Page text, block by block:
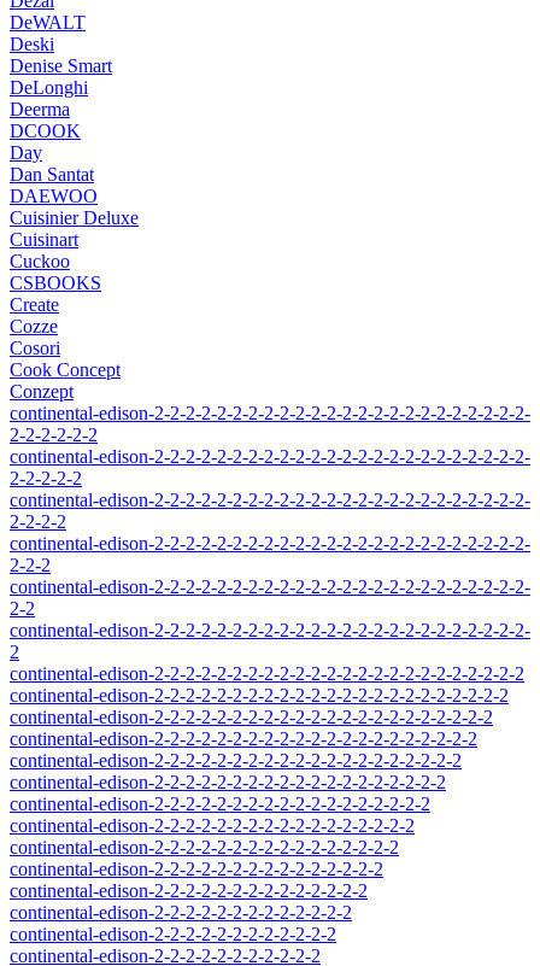
DeWALT
Deski
Denise Smart
DeLonghi
Deerma
DCOOK
Day
Dan Santat
DAEWOO
Cuisinier Deluxe
Cuisinart
Cuckoo
CSBOOKS
Create
Cozze
Cosori
Cook Concept
Conzept
continental-edison-2-2-2-2-2-2-2-2-2-2-2-2-2-2-2-2-2-2-2-2-2-2-2-2-
2-2-2-2-2-2
continental-edison-2-2-2-2-2-2-2-2-2-2-2-2-2-2-2-2-2-2-2-2-2-2-2-2-
2-2-2-2-2
continental-edison-2-2-2-2-2-2-2-2-2-2-2-2-2-2-2-2-2-2-2-2-2-2-2-2-
2-2-2-2
continental-edison-2-2-2-2-2-2-2-2-2-2-2-2-2-2-2-2-2-2-2-2-2-2-2-2-
2-2-2
continental-edison-2-2-2-2-2-2-2-2-2-2-2-2-2-2-2-2-2-2-2-2-2-2-2-2-
2-2
continental-edison-2-2-2-2-2-2-2-2-2-2-2-2-2-2-2-2-2-2-2-2-2-2-2-2-
2
continental-edison-2-2-2-2-2-2-2-2-2-2-2-2-2-2-2-2-2-2-2-2-2-2-2-2
continental-edison-2-2-2-2-2-2-2-2-2-2-2-2-2-2-2-2-2-2-2-2-2-2-2
continental-edison-2-2-2-2-2-2-2-2-2-2-2-2-2-2-2-2-2-2-2-2-2-2
continental-edison-2-2-2-2-2-2-2-2-2-2-2-2-2-2-2-2-2-2-2-2-2
continental-edison-2-2-2-2-2-2-2-2-2-2-2-2-2-2-2-2-2-2-2-2
continental-edison-2-2-2-2-2-2-2-2-2-2-2-2-2-2-2-2-2-2-2
continental-edison-2-2-2-2-2-2-2-2-2-2-2-2-2-2-2-2-2-2
continental-edison-2-2-2-2-2-2-2-2-2-2-2-2-2-2-2-2-2
continental-edison-2-2-2-2-2-2-2-2-2-2-2-2-2-2-2-2
continental-edison-2-2-2-2-2-2-2-2-2-2-2-2-2-2-2
continental-edison-2-2-2-2-2-2-2-2-2-2-2-2-2-2
continental-edison-2-2-2-2-2-2-2-2-2-2-2-2-2
continental-edison-2-2-2-2-2-2-2-2-2-2-2-2
continental-edison-2-2-2-2-2-2-2-2-2-2-2